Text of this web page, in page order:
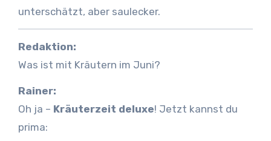
unterschätzt, aber saulecker.
Redaktion:
Was ist mit Kräutern im Juni?
Rainer:
Oh ja – Kräuterzeit deluxe! Jetzt kannst du
prima: